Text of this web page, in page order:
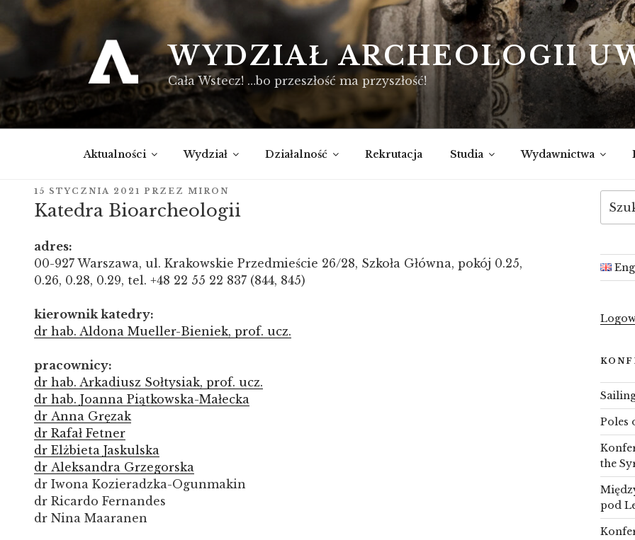
Przejdź
do
WYDZIAŁ ARCHEOLOGII
Cała Wstecz! …bo przeszłość ma przyszłość!
Aktualności Wydział Działalność Rekrutacja Studia Wydawnictwa
OPUBLIKOWANE
W
15 STYCZNIA 2021 PRZEZ MIRON
Katedra Bioarcheologii
adres:
00-927 Warszawa, ul. Krakowskie Przedmieście 26/28, Szkoła Główna, pokój 0.25,
0.26, 0.28, 0.29, tel. +48 22 55 22 837 (844, 845)
kierownik katedry:
dr hab. Aldona Mueller-Bieniek, prof. ucz.
pracownicy:
dr hab. Arkadiusz Sołtysiak, prof. ucz.
dr hab. Joanna Piątkowska-Małecka
dr Anna Gręzak
dr Rafał Fetner
dr Elżbieta Jaskulska
dr Aleksandra Grzegorska
dr Iwona Kozieradzka-Ogunmakin
dr Ricardo Fernandes
dr Nina Maaranen
Poles
the
pod